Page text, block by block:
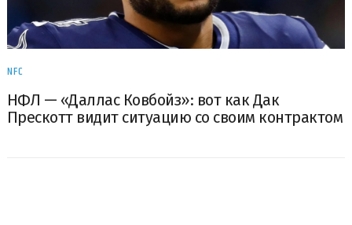
NFC
НФЛ — «Даллас Ковбойз»: вот как Дак
Прескотт видит ситуацию со своим контрактом